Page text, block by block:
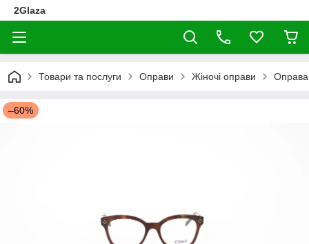
2Glaza
Товари та послуги Оправи Жіночі оправи Оправа
–60%